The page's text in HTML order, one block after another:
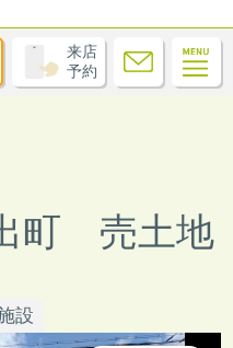
来店
予約
町 売土地
設